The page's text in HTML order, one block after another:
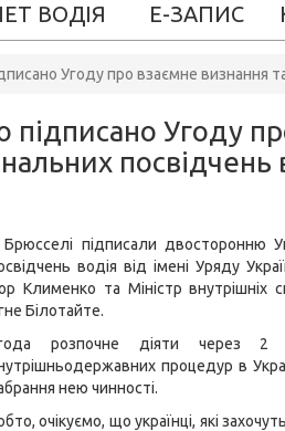
ВОДІЯ Е-ЗАПИС
Угоду про взаємне визнання
Угоду
посвідчень
підписали двосторонню
водія від імені Уряду
Клименко та Міністр внутрішніх
Білотайте.
розпочне діяти через 2
процедур в
нею чинності.
очікуємо, що українці, які